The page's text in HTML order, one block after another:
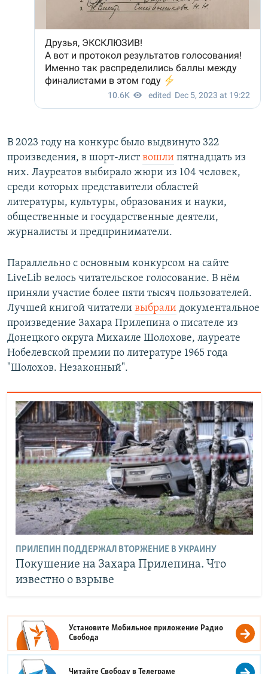
В 2023 году на конкурс было выдвинуто 322
произведения, в шорт-листвошли пятнадцать из
них. Лауреатов выбирало жюри из 104 человек,
среди которых представители областей
литературы, культуры, образования и науки,
общественные и государственные деятели,
журналисты и предприниматели.
Параллельно с основным конкурсом на сайте
LiveLib велось читательское голосование. В нём
приняли участие более пяти тысяч пользователей.
Лучшей книгой читатели выбрали документальное
произведение Захара Прилепина о писателе из
Донецкого округа Михаиле Шолохове, лауреате
Нобелевской премии по литературе 1965 года
"Шолохов. Незаконный".
ПРИЛЕПИН ПОДДЕРЖАЛ ВТОРЖЕНИЕ В УКРАИНУ
Покушение на Захара Прилепина. Что
известно о взрыве
Установите Мобильное приложение Радио
Свобода
Читайте Свободу вТелеграме